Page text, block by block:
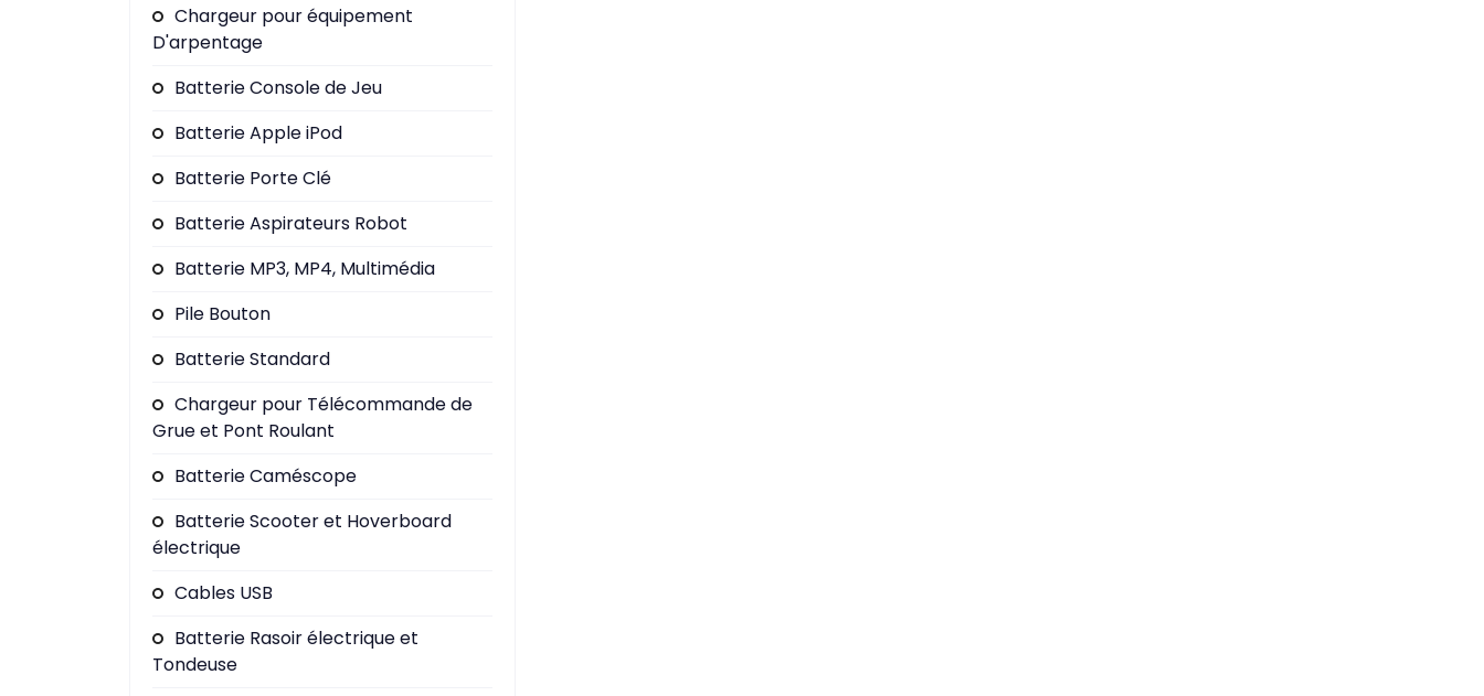
Chargeur pour équipement
D'arpentage
Batterie Console de Jeu
Batterie Apple iPod
Batterie Porte Clé
Batterie Aspirateurs Robot
Batterie MP3, MP4, Multimédia
Pile Bouton
Batterie Standard
Chargeur pour Télécommande de
Grue et Pont Roulant
Batterie Caméscope
Batterie Scooter et Hoverboard
électrique
Cables USB
Batterie Rasoir électrique et
Tondeuse